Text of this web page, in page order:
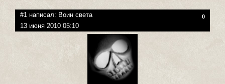
#1 написал: Воин света 0
13 июня 2010 05:10